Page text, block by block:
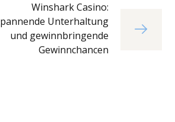
Winshark Casino:
Unterhaltung
und gewinnbringende
Gewinnchancen